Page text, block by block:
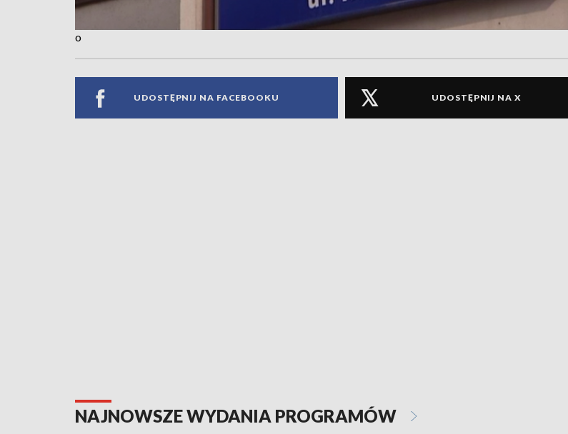
o
UDOSTĘPNIJ NA FACEBOOKU UDOSTĘPNIJ NA X
NAJNOWSZE WYDANIA PROGRAMÓW